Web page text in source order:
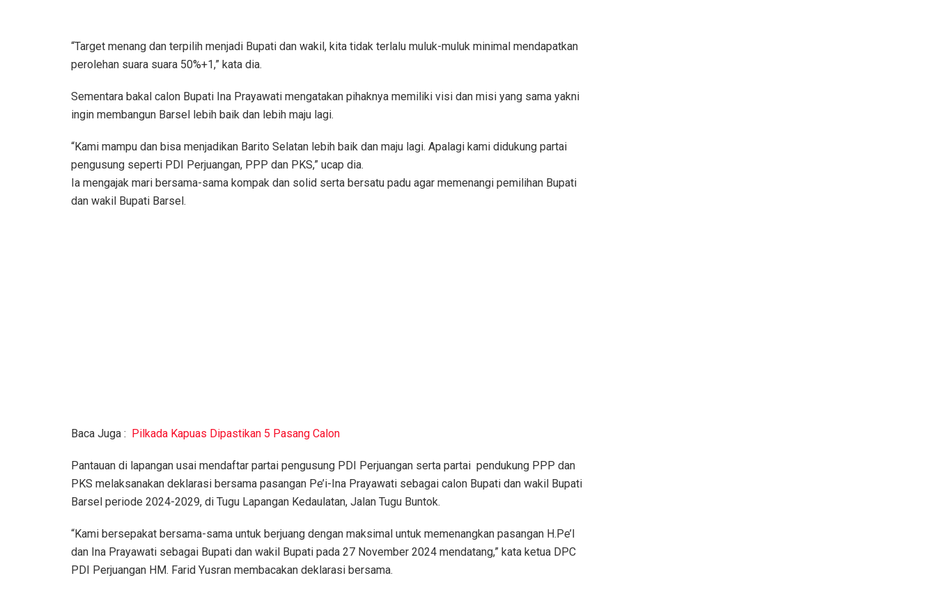
“Target menang dan terpilih menjadi Bupati dan wakil, kita tidak terlalu muluk-muluk minimal mendapatkan
perolehan suara suara 50%+1,” kata dia.
Sementara bakal calon Bupati Ina Prayawati mengatakan pihaknya memiliki visi dan misi yang sama yakni
ingin membangun Barsel lebih baik dan lebih maju lagi.
“Kami mampu dan bisa menjadikan Barito Selatan lebih baik dan maju lagi. Apalagi kami didukung partai
pengusung seperti PDI Perjuangan, PPP dan PKS,” ucap dia.
Ia mengajak mari bersama-sama kompak dan solid serta bersatu padu agar memenangi pemilihan Bupati
dan wakil Bupati Barsel.
Baca Juga : Pilkada Kapuas Dipastikan 5 Pasang Calon
Pantauan di lapangan usai mendaftar partai pengusung PDI Perjuangan serta partai pendukung PPP dan
PKS melaksanakan deklarasi bersama pasangan Pe’i-Ina Prayawati sebagai calon Bupati dan wakil Bupati
Barsel periode 2024-2029, di Tugu Lapangan Kedaulatan, Jalan Tugu Buntok.
“Kami bersepakat bersama-sama untuk berjuang dengan maksimal untuk memenangkan pasangan H.Pe’I
dan Ina Prayawati sebagai Bupati dan wakil Bupati pada 27 November 2024 mendatang,” kata ketua DPC
PDI Perjuangan HM. Farid Yusran membacakan deklarasi bersama.